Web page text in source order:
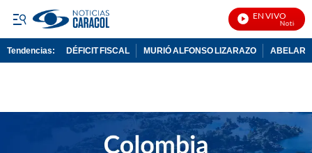
EN VIVO
Noticias
Tendencias: DÉFICIT FISCAL MURIÓ ALFONSO LIZARAZO